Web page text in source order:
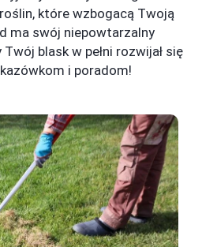
które wzbogacą Twoją
ma swój niepowtarzalny
blask w pełni rozwijał się
i poradom!